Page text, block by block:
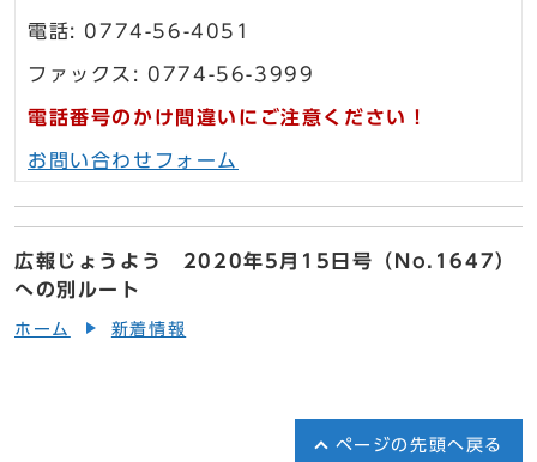
電話: 0774-56-4051
ファックス: 0774-56-3999
電話番号のかけ間違いにご注意ください！
お問い合わせフォーム
広報じょうよう 2020年5月15日号（No.1647）
への別ルート
ホーム 新着情報
ページの先頭へ戻る